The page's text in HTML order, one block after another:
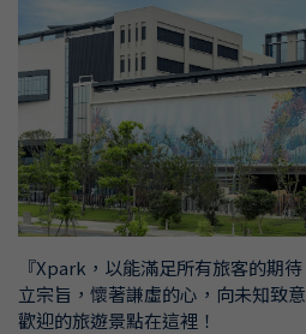
『Xpark，以能滿足所有旅客的期
立宗旨， 懷著謙虛的心，向未知致
歡迎的旅遊景點在這裡！